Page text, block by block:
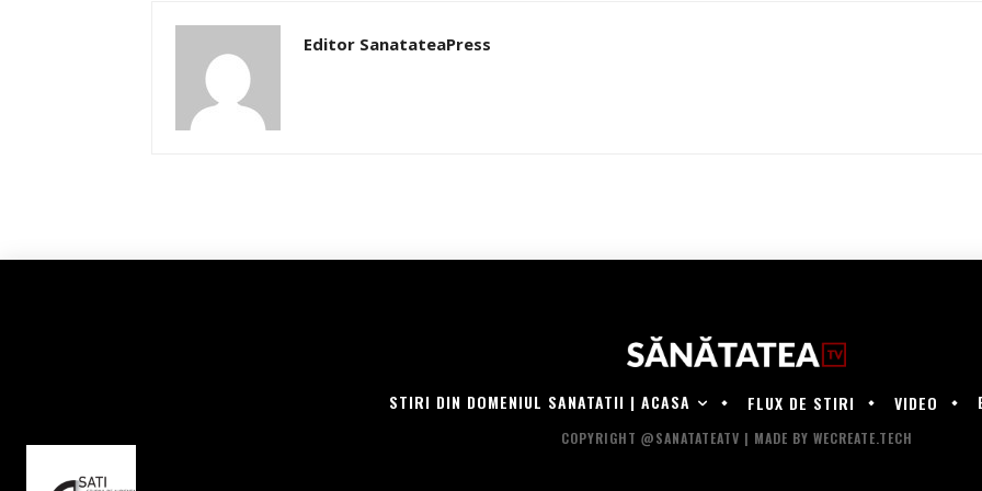
Editor SanatateaPress
STIRI DIN DOMENIUL SANATATII | ACASA FLUX DE STIRI VIDEO
COPYRIGHT @SANATATEATV | MADE BY WECREATE.TECH